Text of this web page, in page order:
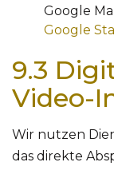
Google
Google
9.3
Video-
Wir nutzen
das direkte